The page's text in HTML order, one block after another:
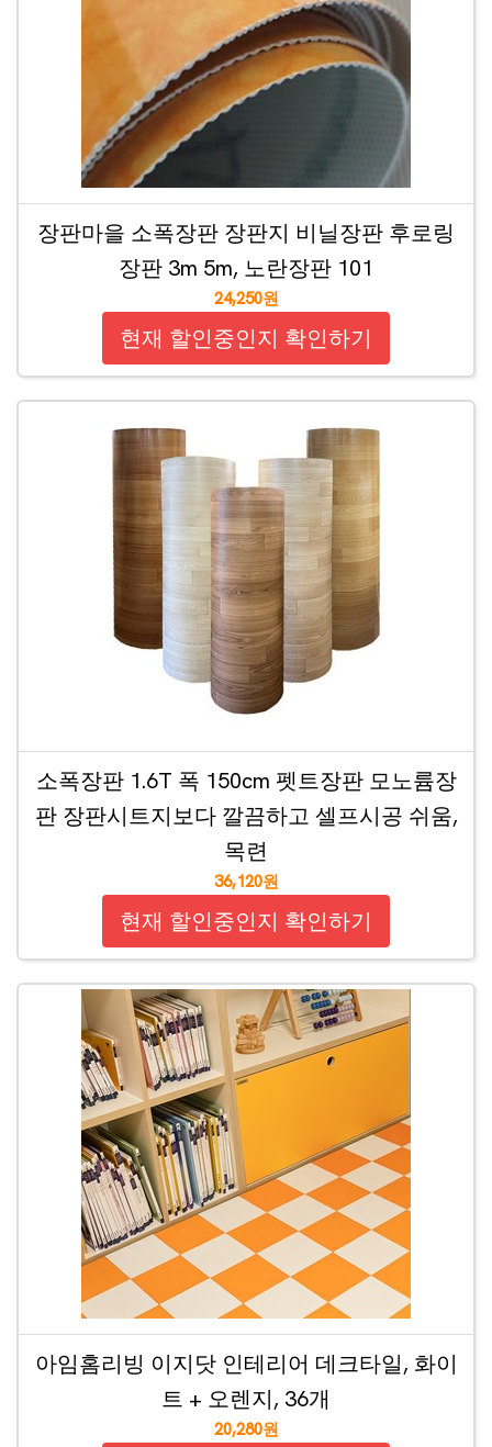
장판마을 소폭장판 장판지 비닐장판 후로링
장판 3m 5m, 노란장판 101
24,250원
현재 할인중인지 확인하기
소폭장판 1.6T 폭 150cm 펫트장판 모노륨장
판 장판시트지보다 깔끔하고 셀프시공 쉬움,
목련
36,120원
현재 할인중인지 확인하기
아임홈리빙 이지닷 인테리어 데크타일, 화이
트 + 오렌지, 36개
20,280원